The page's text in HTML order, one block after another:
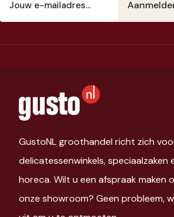
mailadres
GustoNL groothandel richt zich
delicatessenwinkels, speciaalzaken
horeca. Wilt u een afspraak maken
onze showroom? Geen probleem,